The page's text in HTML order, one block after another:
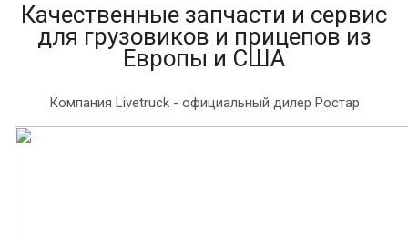
Качественные запчасти и сервис
для грузовиков и прицепов из
Европы и США
Компания Livetruck - официальный дилер Ростар